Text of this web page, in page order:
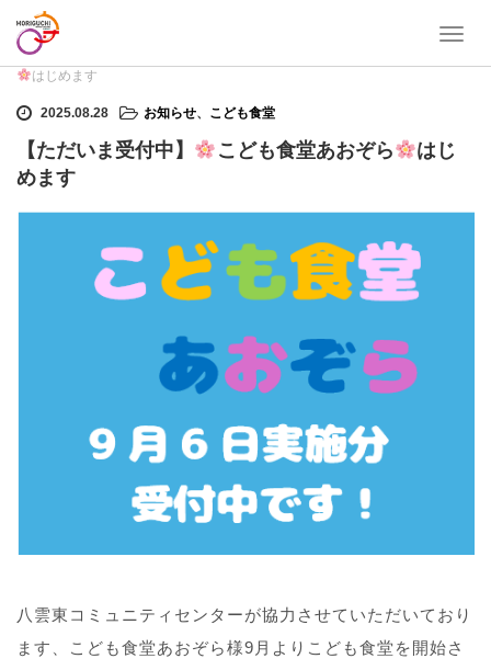
T
e
ホーム
はじめます
2025.08.28 お知らせ、 こども食堂
【ただいま受付中】 こども食堂あおぞら
はじ
めます
八雲東コミュニティセンターが協力させていただいており
ます、こども食堂あおぞら様9月よりこども食堂を開始さ